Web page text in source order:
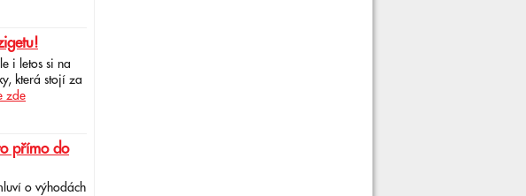
i letos si na
která stojí za
zde
přímo do
o výhodách